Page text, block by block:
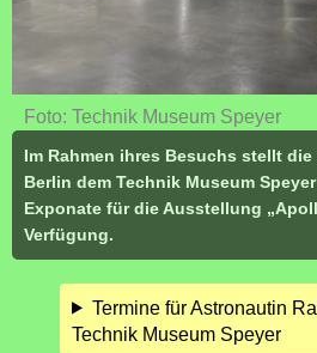
Foto: Technik Museum Speyer
Im Rahmen ihres Besuchs stellt
Berlin dem Technik Museum
Exponate für die Ausstellung
Verfügung.
Termine für Astronautin
Technik Museum Speyer